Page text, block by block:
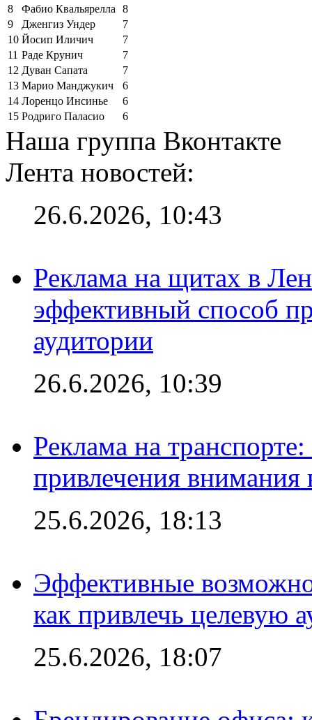
8
Фабио Квальярелла
8
9
Дженгиз Ундер
7
10 Йосип Иличич
7
11 Раде Крунич
7
12 Дуван Сапата
7
13 Марио Манджукич
6
14 Лоренцо Инсинье
6
15 Родриго Паласио 6
Наша группа Вконтакте
Лента новостей:
26.6.2026, 10:43
Реклама на щитах в
эффективный способ
аудитории
26.6.2026, 10:39
Реклама на
привлечения внимания
25.6.2026, 18:13
Эффективные
как привлечь целевую
25.6.2026, 18:07